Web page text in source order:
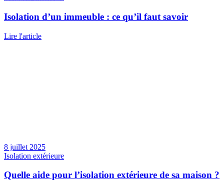
Isolation d’un immeuble : ce qu’il faut savoir
Lire l'article
8 juillet 2025
Isolation extérieure
Quelle aide pour l’isolation extérieure de sa maison ?